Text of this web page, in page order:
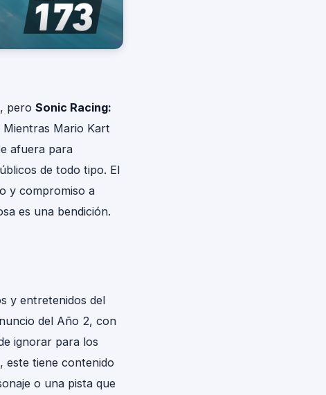
pero Sonic Racing:
Mientras Mario Kart
afuera para
de todo tipo. El
y compromiso a
es una bendición.
y entretenidos del
del Año 2, con
ignorar para los
este tiene contenido
o una pista que